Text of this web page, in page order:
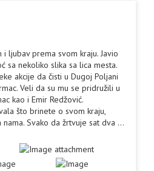
ljubav prema svom kraju. Javio
sa nekoliko slika sa lica mesta.
akcije da čisti u Dugoj Poljani
Veli da su mu se pridružili u
kao i Emir Redžović.
što brinete o svom kraju,
Svako da žrtvuje sat dva ...